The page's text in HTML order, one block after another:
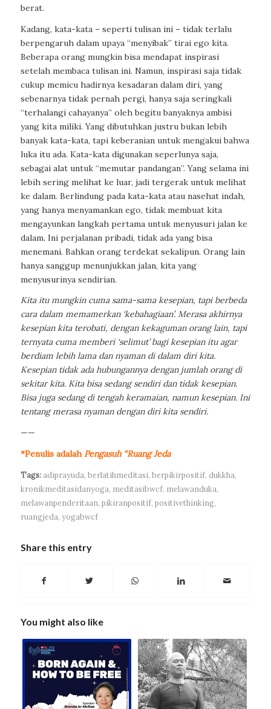
berat.
Kadang, kata-kata – seperti tulisan ini – tidak terlalu
berpengaruh dalam upaya “menyibak” tirai ego kita.
Beberapa orang mungkin bisa mendapat inspirasi
setelah membaca tulisan ini. Namun, inspirasi saja tidak
cukup memicu hadirnya kesadaran dalam diri, yang
sebenarnya tidak pernah pergi, hanya saja seringkali
“terhalangi cahayanya” oleh begitu banyaknya ambisi
yang kita miliki. Yang dibutuhkan justru bukan lebih
banyak kata-kata, tapi keberanian untuk mengakui bahwa
luka itu ada. Kata-kata digunakan seperlunya saja,
sebagai alat untuk “memutar pandangan”. Yang selama ini
lebih sering melihat ke luar, jadi tergerak untuk melihat
ke dalam. Berlindung pada kata-kata atau nasehat indah,
yang hanya menyamankan ego, tidak membuat kita
mengayunkan langkah pertama untuk menyusuri jalan ke
dalam. Ini perjalanan pribadi, tidak ada yang bisa
menemani. Bahkan orang terdekat sekalipun. Orang lain
hanya sanggup menunjukkan jalan, kita yang
menyusurinya sendirian.
Kita itu mungkin cuma sama-sama kesepian, tapi berbeda
cara dalam memamerkan ‘kebahagiaan’. Merasa akhirnya
kesepian kita terobati, dengan kekaguman orang lain, tapi
ternyata cuma memberi ‘selimut’ bagi kesepian itu agar
berdiam lebih lama dan nyaman di dalam diri kita.
Kesepian tidak ada hubungannya dengan jumlah orang di
sekitar kita. Kita bisa sedang sendiri dan tidak kesepian.
Bisa juga sedang di tengah keramaian, namun kesepian. Ini
tentang merasa nyaman dengan diri kita sendiri.
——
*Penulis adalahPengasuh “Ruang Jeda
Tags: adiprayuda, berlatihmeditasi, berpikirpositif, dukkha,
kronikmeditasidanyoga, meditasibwcf, melawanduka,
melawanpenderitaan, pikiranpositif, positivethinking,
ruangjeda, yogabwcf
Share this entry
You might also like